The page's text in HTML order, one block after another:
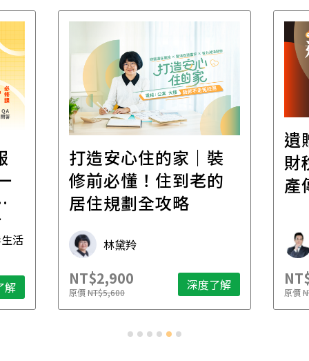
活
解
打造安心住的家｜裝
修前必懂！住到老的
居住規劃全攻略
林黛羚
NT$2,900
原價NT$5,600 深度了解
遺
財
產
原價